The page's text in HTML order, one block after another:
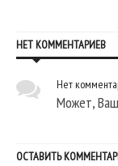
НЕТ КОММЕНТАРИЕВ
Нет
Может,
ОСТАВИТЬ